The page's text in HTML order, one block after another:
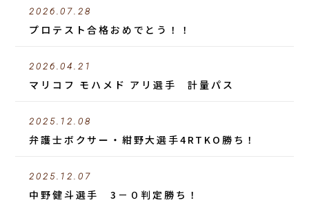
2026.07.28
プロテスト合格おめでとう！！
2026.04.21
マリコフ モハメド アリ選手 計量パス
2025.12.08
弁護士ボクサー・紺野大選手4RTKO勝ち！
2025.12.07
中野健斗選手 3－０判定勝ち！